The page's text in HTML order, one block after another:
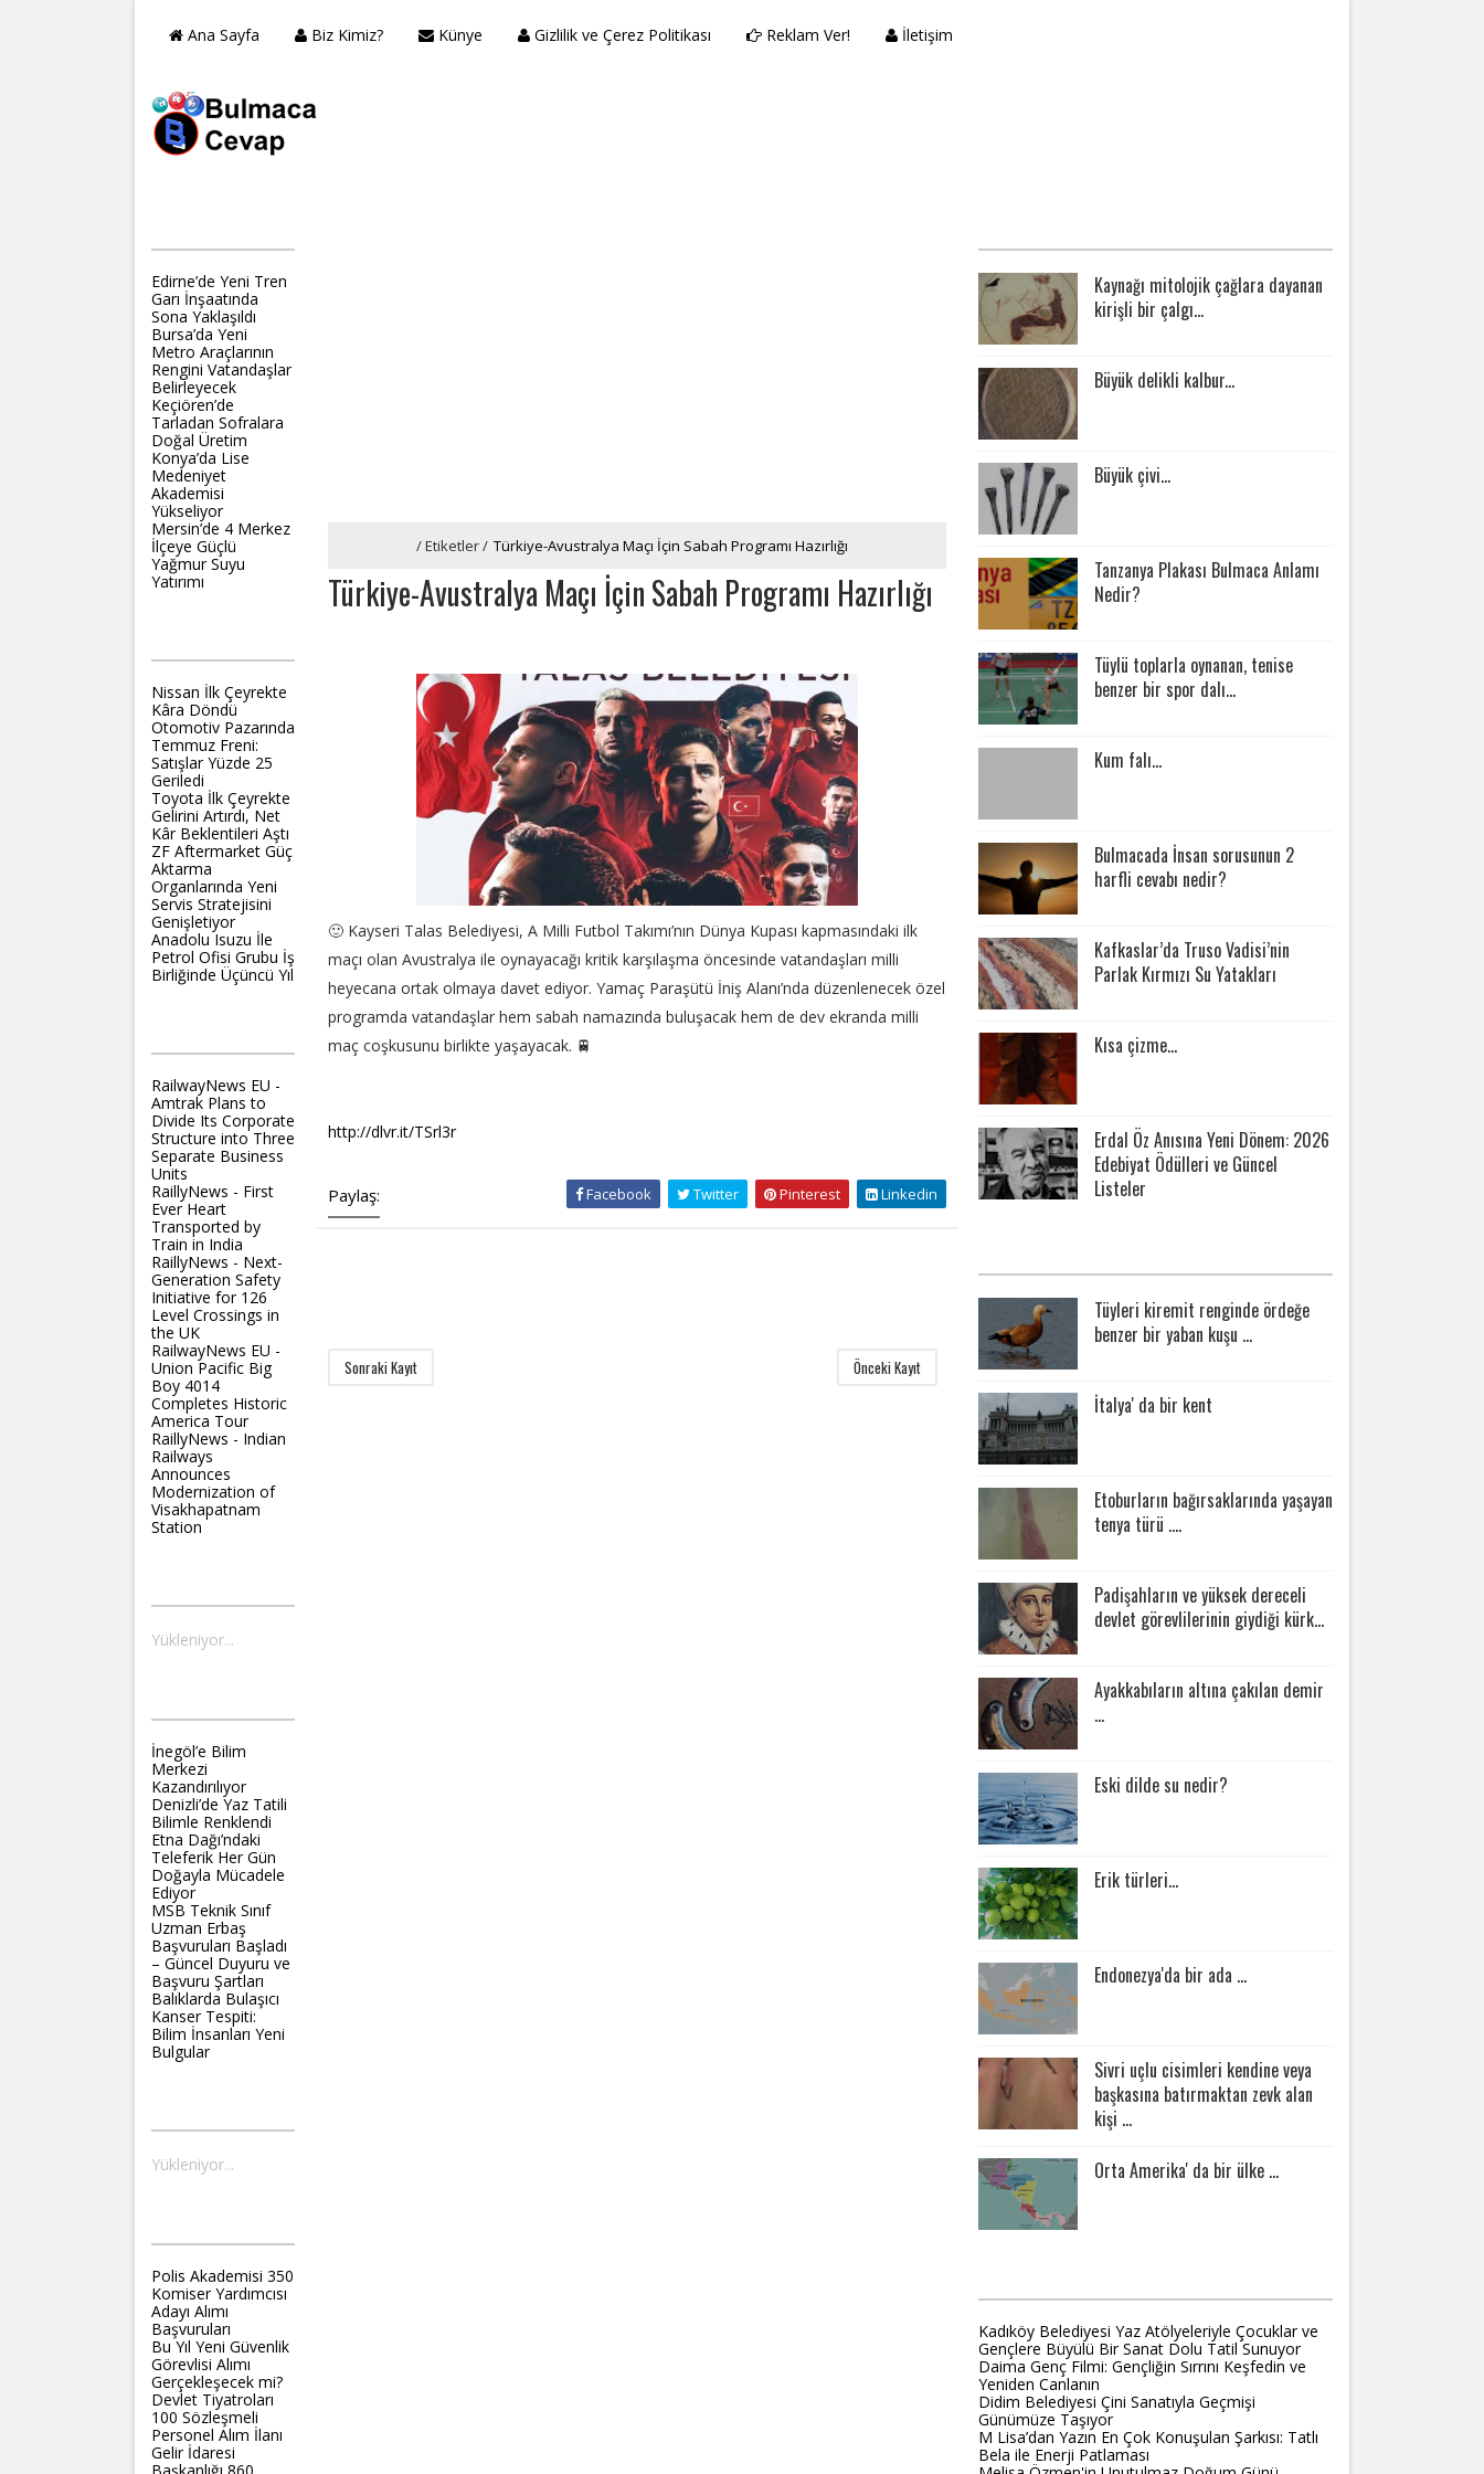
Ana Sayfa Biz Kimiz? Künye Gizlilik ve Çerez Politikası Reklam Ver! İletişim
Edirne’de Yeni Tren
Garı İnşaatında
Sona Yaklaşıldı
Bursa’da Yeni
Metro Araçlarının
Rengini Vatandaşlar
Belirleyecek
Keçiören’de
Tarladan Sofralara
Doğal Üretim
Konya’da Lise
Medeniyet
Akademisi
Yükseliyor
Mersin’de 4 Merkez
İlçeye Güçlü
Yağmur Suyu
Yatırımı
Nissan İlk Çeyrekte
Kâra Döndü
Otomotiv Pazarında
Temmuz Freni:
Satışlar Yüzde 25
Geriledi
Toyota İlk Çeyrekte
Gelirini Artırdı, Net
Kâr Beklentileri Aştı
ZF Aftermarket Güç
Aktarma
Organlarında Yeni
Servis Stratejisini
Genişletiyor
Anadolu Isuzu İle
Petrol Ofisi Grubu İş
Birliğinde Üçüncü Yıl
RailwayNews EU -
Amtrak Plans to
Divide Its Corporate
Structure into Three
Separate Business
Units
RaillyNews - First
Ever Heart
Transported by
Train in India
RaillyNews - Next-
Generation Safety
Initiative for 126
Level Crossings in
the UK
RailwayNews EU -
Union Pacific Big
Boy 4014
Completes Historic
America Tour
RaillyNews - Indian
Railways
Announces
Modernization of
Visakhapatnam
Station
Yükleniyor...
İnegöl’e Bilim
Merkezi
Kazandırılıyor
Denizli’de Yaz Tatili
Bilimle Renklendi
Etna Dağı’ndaki
Teleferik Her Gün
Doğayla Mücadele
Ediyor
MSB Teknik Sınıf
Uzman Erbaş
Başvuruları Başladı
– Güncel Duyuru ve
Başvuru Şartları
Balıklarda Bulaşıcı
Kanser Tespiti:
Bilim İnsanları Yeni
Bulgular
Yükleniyor...
Polis Akademisi 350
Komiser Yardımcısı
Adayı Alımı
Başvuruları
Bu Yıl Yeni Güvenlik
Görevlisi Alımı
Gerçekleşecek mi?
Devlet Tiyatroları
100 Sözleşmeli
Personel Alım İlanı
Gelir İdaresi
/Etiketler/ Türkiye-Avustralya Maçı İçin Sabah Programı Hazırlığı
Türkiye-Avustralya Maçı İçin Sabah Programı Hazırlığı
🙂 Kayseri Talas Belediyesi, A Milli Futbol Takımı’nın Dünya Kupası kapmasındaki ilk
maçı olan Avustralya ile oynayacağı kritik karşılaşma öncesinde vatandaşları milli
heyecana ortak olmaya davet ediyor. Yamaç Paraşütü İniş Alanı’nda düzenlenecek özel
programda vatandaşlar hem sabah namazında buluşacak hem de dev ekranda milli
maç coşkusunu birlikte yaşayacak. 🚆
http://dlvr.it/TSrl3r
Paylaş: Facebook Twitter Pinterest Linkedin
Sonraki Kayıt Önceki Kayıt
Kaynağı mitolojik çağlara dayanan
kirişli bir çalgı...
Büyük delikli kalbur...
Büyük çivi...
Tanzanya Plakası Bulmaca Anlamı
Nedir?
Tüylü toplarla oynanan, tenise
benzer bir spor dalı...
Kum falı...
Bulmacada İnsan sorusunun 2
harfli cevabı nedir?
Kafkaslar’da Truso Vadisi’nin
Parlak Kırmızı Su Yatakları
Kısa çizme...
Erdal Öz Anısına Yeni Dönem: 2026
Edebiyat Ödülleri ve Güncel
Listeler
Tüyleri kiremit renginde ördeğe
benzer bir yaban kuşu ...
İtalya' da bir kent
Etoburların bağırsaklarında yaşayan
tenya türü ....
Padişahların ve yüksek dereceli
devlet görevlilerinin giydiği kürk...
Ayakkabıların altına çakılan demir
...
Eski dilde su nedir?
Erik türleri...
Endonezya'da bir ada ...
Sivri uçlu cisimleri kendine veya
başkasına batırmaktan zevk alan
kişi ...
Orta Amerika' da bir ülke ...
Kadıköy Belediyesi Yaz Atölyeleriyle Çocuklar ve
Gençlere Büyülü Bir Sanat Dolu Tatil Sunuyor
Daima Genç Filmi: Gençliğin Sırrını Keşfedin ve
Yeniden Canlanın
Didim Belediyesi Çini Sanatıyla Geçmişi
Günümüze Taşıyor
M Lisa’dan Yazın En Çok Konuşulan Şarkısı: Tatlı
Bela ile Enerji Patlaması